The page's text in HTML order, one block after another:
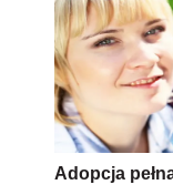
Adopcja